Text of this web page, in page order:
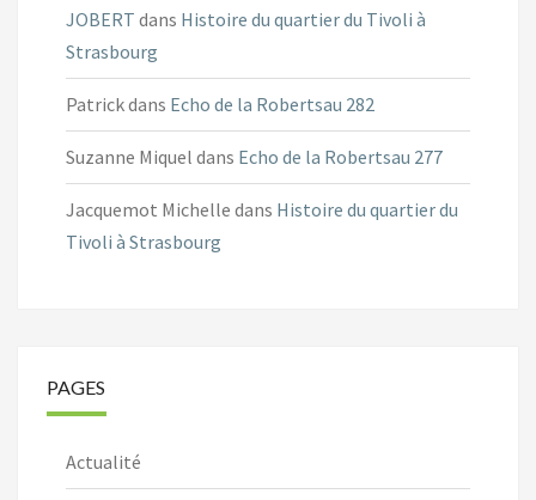
JOBERT dans Histoire du quartier du Tivoli à
Strasbourg
Patrickdans Echo de la Robertsau 282
Suzanne Miquel dans Echo de la Robertsau 277
Jacquemot Michelle dans Histoire du quartier du
Tivoli à Strasbourg
PAGES
Actualité